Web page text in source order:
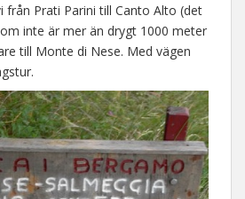
från Prati Parini till Canto Alto (det
inte är mer än drygt 1000 meter
till Monte di Nese. Med vägen